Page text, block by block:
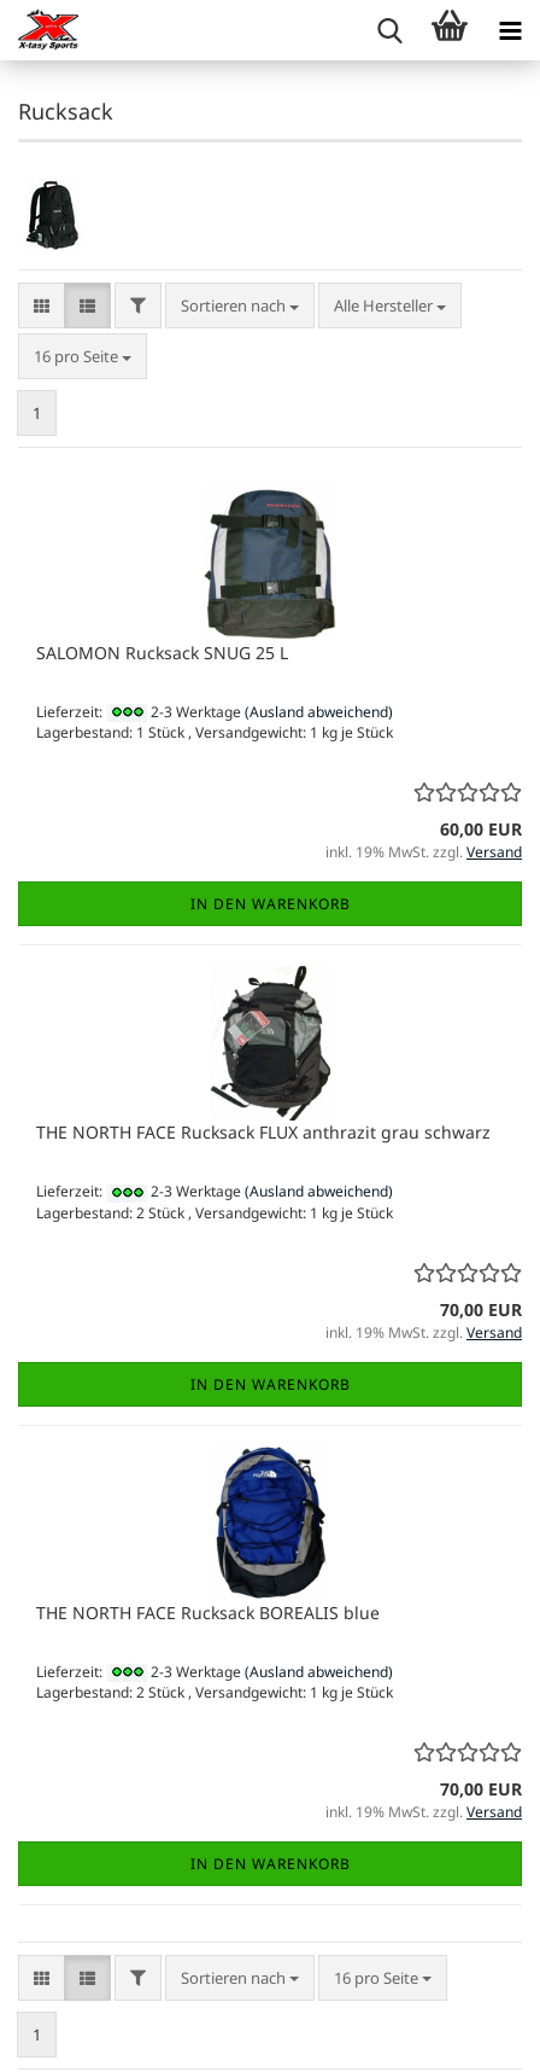
Rucksack
FILTERSortieren nach
Sortieren nach Alle Hersteller
16 pro Seite
pro Seite
1
SALOMON Rucksack SNUG 25 L
Lieferzeit: 2-3 Werktage(Ausland abweichend)
Lagerbestand: 1 Stück , Versandgewicht: 1 kg je Stück
60,00 EUR
inkl. 19% MwSt. zzgl.Versand
IN DEN WARENKORB
THE NORTH FACE Rucksack FLUX anthrazit grau schwarz
Lieferzeit: 2-3 Werktage(Ausland abweichend)
Lagerbestand: 2 Stück , Versandgewicht: 1 kg je Stück
70,00 EUR
inkl. 19% MwSt. zzgl.Versand
IN DEN WARENKORB
THE NORTH FACE Rucksack BOREALIS blue
Lieferzeit: 2-3 Werktage(Ausland abweichend)
Lagerbestand: 2 Stück , Versandgewicht: 1 kg je Stück
70,00 EUR
inkl. 19% MwSt. zzgl.Versand
IN DEN WARENKORB
FILTERSortieren nach
Sortieren nach 16 pro Seite
pro Seite
1